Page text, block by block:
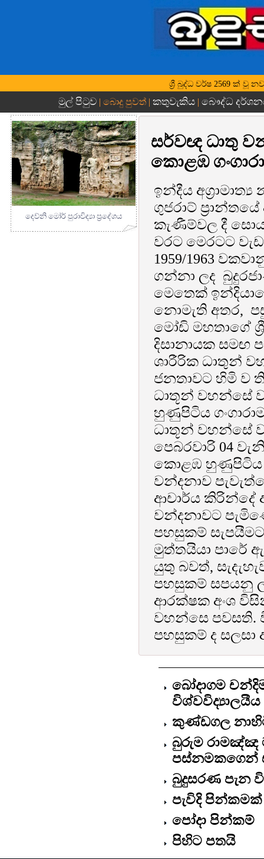
ශ්‍රී බුද්ධ වර්ෂ 2569 ක් වූ
මුල් පිටුව | බොදු පුවත් | කතුවැකිය| බෞද්ධ
දෙව්නි මෝර් පුරාවිද්‍යා ප්‍රදේශය
සර්වඥ ධාතු
කොළඹ
ඉන්දීය
ගුජරාට්
කැණීම්වල දී
වරට මෙරටට
1959/1963
ගන්නා ලද
මෙතෙක්
නොමැති අතර,
මෝඩි මහතාගේ
දිසානායක සමඟ
ශාරීරික ධාතුන්
ජනතාවට හිමි ව
ධාතූන් වහන්සේ
හුණුපිටිය
ධාතූන් වහන්සේ
පෙබරවාරි 04
කොළඹ හුණුපිටිය
වන්දනාව
ආචාර්ය කිරින්දේ
වන්දනාවට
පහසුකම්
මුත්තයියා පාරේ
යුතු බවත්,
පහසුකම් සපයනු
ආරක්ෂක අංශ
වහන්සෙ පවසති.
පහසුකම් ද සලසා
බෝදාගම
කුණ්ඩගල
බුරුම රාමඤ්ඤ
පස්නමකගෙන්
බුදුසරණ පැන
පැවිදි පින්කමක්
පෝදා පින්කම්
පිහිට පතයි